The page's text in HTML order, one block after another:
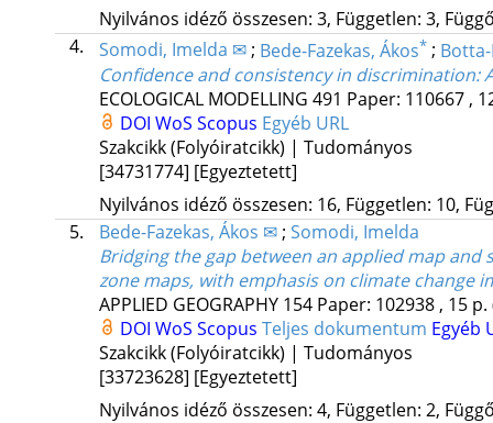
Nyilvános idéző összesen: 3, Független: 3,
4.
Somodi, Imelda ✉; Bede-Fazekas, Ákos* ;
Confidence and consistency in
ECOLOGICAL MODELLING 491 Paper: 110667 ,
DOI WoS Scopus Egyéb URL
Szakcikk (Folyóiratcikk) | Tudományos
[34731774] [Egyeztetett]
Nyilvános idéző összesen: 16, Független: 10,
5.
Bede-Fazekas, Ákos ✉ ; Somodi, Imelda
Bridging the gap between an applied map
zone maps, with emphasis on climate change
APPLIED GEOGRAPHY 154 Paper: 102938 , 15 p.
DOI WoS Scopus Teljes dokumentum Egyéb
Szakcikk (Folyóiratcikk) | Tudományos
[33723628] [Egyeztetett]
Nyilvános idéző összesen: 4, Független: 2,